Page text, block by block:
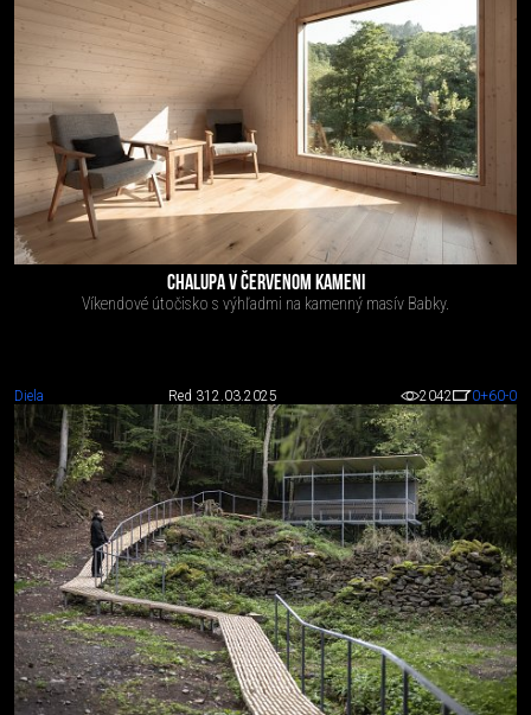
CHALUPA V ČERVENOM KAMENI
Víkendové útočisko s výhľadmi na kamenný masív Babky.
Diela Red 312.03.2025 2042 0+60-0